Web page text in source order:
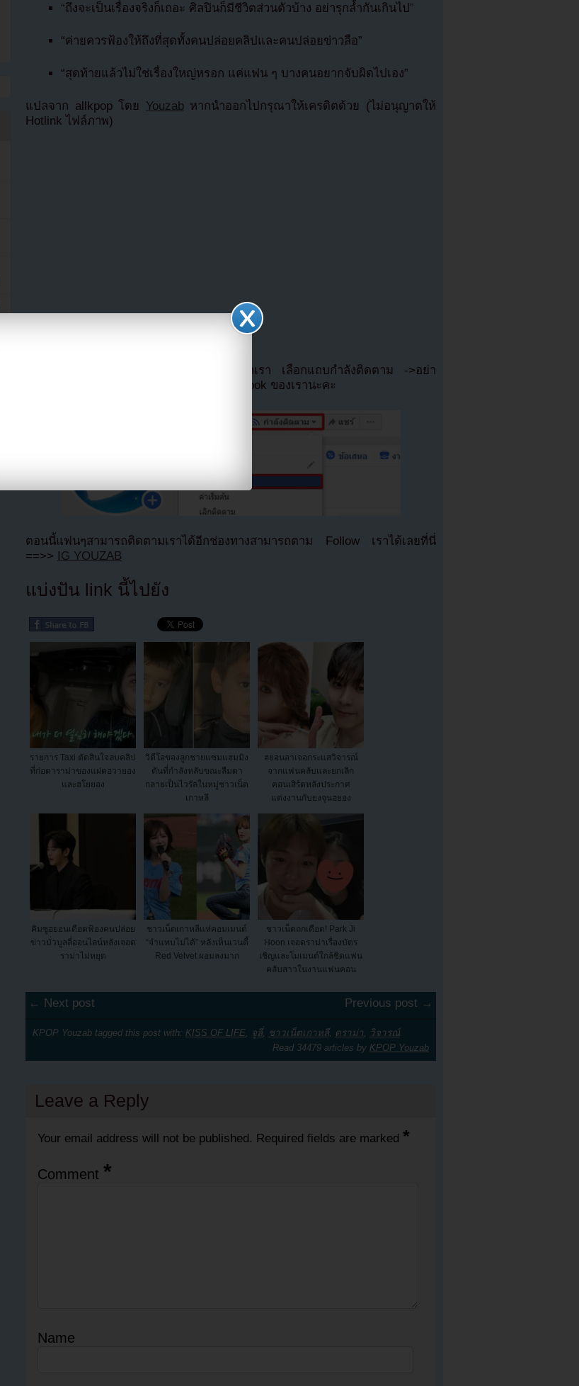
“ถึงจะเป็นเรื่องจริงก็เถอะ ศิลปินก็มีชีวิตส่วนตัวบ้าง อย่ารุกล้ำกันเกินไป”
“ค่ายควรฟ้องให้ถึงที่สุดทั้งคนปล่อยคลิปและคนปล่อยข่าวลือ”
“สุดท้ายแล้วไม่ใช่เรื่องใหญ่หรอก แค่แฟน ๆ บางคนอยากจับผิดไปเอง”
แปลจาก allkpop โดย Youzabหากนำออกไปกรุณาให้เครดิตด้วย (ไม่อนุญาตให้
Hotlink ไฟล์ภาพ)
หากไม่ต้องการพลาดข่าวสารอย่างรวดเร็วจากเรา เลือกแถบกำลังติดตาม ->อย่า
เลือกเห็นโพสต์ก่อนของเพจ Facebook ของเรานะคะ
ตอนนี้แฟนๆสามารถติดตามเราได้อีกช่องทางสามารถตาม Follow เราได้เลยที่นี่
==>>
IG YOUZAB
แบ่งปัน link นี้ไปยัง
รายการ Taxi ตัดสินใจลบคลิป
ที่ก่อดาราม่าของแฝดฮวายอง
และฮโยยอง
วิดีโอของลูกชายแซมแฮมมิง
ตันที่กำลังหลับขณะลืมตา
กลายเป็นไวรัลในหมู่ชาวเน็ต
เกาหลี
ฮยอนอาเจอกระแสวิจารณ์
จากแฟนคลับและยกเลิก
คอนเสิร์ตหลังประกาศ
แต่งงานกับยงจุนฮยอง
คิมซูฮยอนเดือดฟ้องคนปล่อย
ข่าวมั่วบูลลี่ออนไลน์หลังเจอด
ราม่าไม่หยุด
ชาวเน็ตเกาหลีแห่คอมเมนต์
“จำแทบไม่ได้” หลังเห็นเวนดี้
Red Velvet ผอมลงมาก
ชาวเน็ตถกเดือด! Park Ji
Hoon เจอดราม่าเรื่องบัตร
เชิญและโมเมนต์ใกล้ชิดแฟน
คลับสาวในงานแฟนคอน
← Next post Previous post →
KPOP Youzab tagged this post with: KISS OF LIFE จูลี่, ชาวเน็ตเกาหลี, ดราม่า
วิจารณ์
Read 34479 articles by KPOP Youzab
Leave a Reply
Your email address will not be published. Required fields are marked *
Comment *
Name